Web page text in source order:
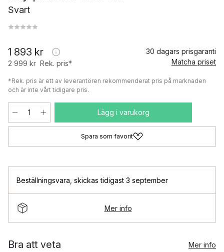
Svart
1 893 kr
2 999 kr Rek. pris*
30 dagars prisgaranti
Matcha priset
*Rek. pris är ett av leverantören rekommenderat pris på marknaden
och är inte vårt tidigare pris.
Lägg i varukorg
Spara som favorit
Beställningsvara skickas tidigast 3 september
Mer info
Bra att veta Mer info